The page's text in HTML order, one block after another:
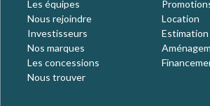
Les équipes
Nous rejoindre
Investisseurs
Nos marques
Les concessions
Nous trouver
Location
Estimation